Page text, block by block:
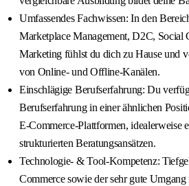
Umfassendes Fachwissen: In den
Marketplace Management, D2C, Social
Marketing fühlst du dich zu Hause und
von Online- und Offline-Kanälen.
Einschlägige Berufserfahrung: Du
Berufserfahrung in einer ähnlichen
E-Commerce-Plattformen, idealerweise
strukturierten Beratungsansätzen.
Technologie- & Tool-Kompetenz:
Commerce sowie der sehr gute